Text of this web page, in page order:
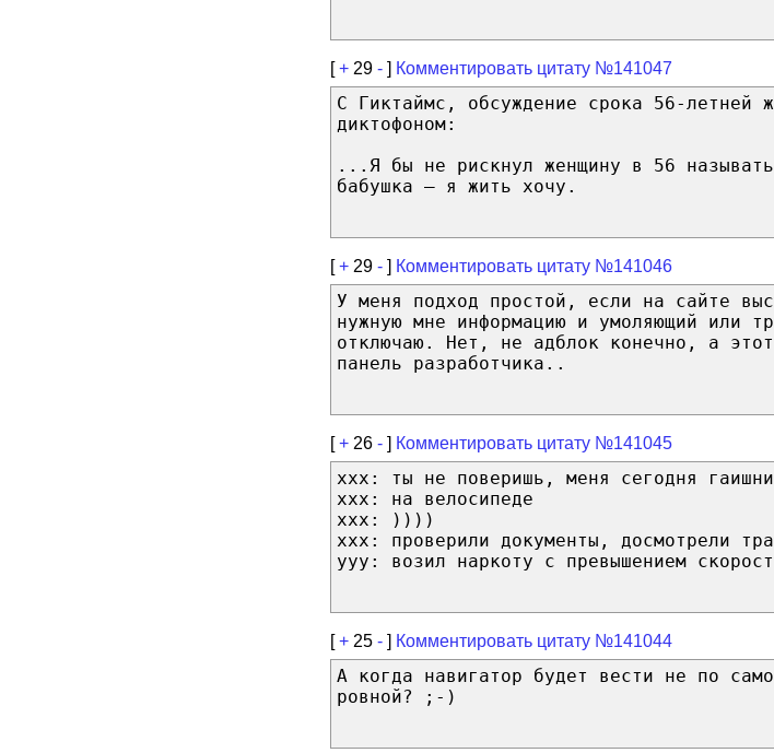
[+ 29 - ] Комментировать цитату №141047
С Гиктаймс, обсуждение срока 56-летней
диктофоном:
...Я бы не рискнул женщину в 56
бабушка — я жить хочу.
[+ 29 - ] Комментировать цитату №141046
У меня подход простой, если на сайте
нужную мне информацию и умоляющий или
отключаю. Нет, не адблок конечно, а
панель разработчика..
[+ 26 - ] Комментировать цитату №141045
xxx: ты не поверишь, меня сегодня
xxx: на велосипеде
xxx: ))))
xxx: проверили документы, досмотрели
yyy: возил наркоту с превышением
[+ 25 - ] Комментировать цитату №141044
А когда навигатор будет вести не по
ровной? ;-)